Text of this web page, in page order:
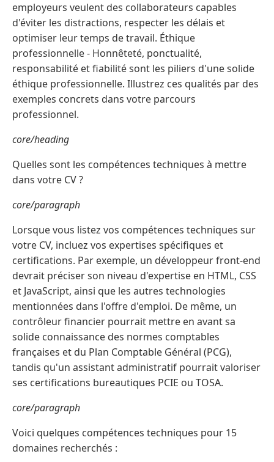
employeurs veulent des collaborateurs capables
d'éviter les distractions, respecter les délais et
optimiser leur temps de travail. Éthique
professionnelle - Honnêteté, ponctualité,
responsabilité et fiabilité sont les piliers d'une solide
éthique professionnelle. Illustrez ces qualités par des
exemples concrets dans votre parcours
professionnel.
core/heading
Quelles sont les compétences techniques à mettre
dans votre CV ?
core/paragraph
Lorsque vous listez vos compétences techniques sur
votre CV, incluez vos expertises spécifiques et
certifications. Par exemple, un développeur front-end
devrait préciser son niveau d'expertise en HTML, CSS
et JavaScript, ainsi que les autres technologies
mentionnées dans l'offre d'emploi. De même, un
contrôleur financier pourrait mettre en avant sa
solide connaissance des normes comptables
françaises et du Plan Comptable Général (PCG),
tandis qu'un assistant administratif pourrait valoriser
ses certifications bureautiques PCIE ou TOSA.
core/paragraph
Voici quelques compétences techniques pour 15
domaines recherchés :